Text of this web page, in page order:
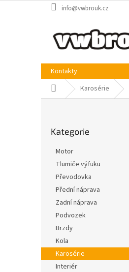
na
info@vwbrouk.cz
Kontakty
Domů Karosérie
l
kategorie
Kategorie
Motor
Tlumiče výfuku
Převodovka
Přední náprava
Zadní náprava
Podvozek
Brzdy
Kola
Karosérie
Interiér